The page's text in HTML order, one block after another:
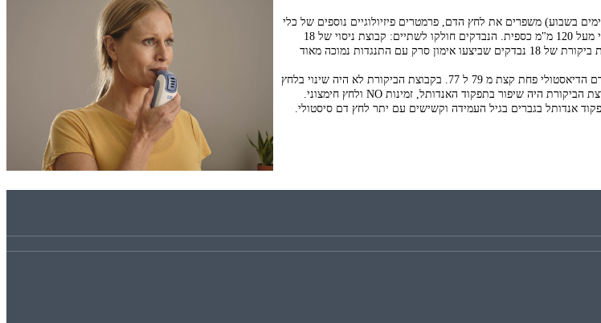
מחקר אקראי וכפול סמיות שחקר האם 6 שבועות של אימון שרירי נשימה (30 נשימות ליום, 6 ימים בשבוע) משפרים את לחץ הדם, פרמטרים פיזיולוגיים נוספים של כלי
הדם וכן את ההשפעה לטווח ארוך. המחקר בוצע ב 36 נבדקים (גברים ונשים) בגיל 50-79 עם לחץ דם סיסטולי מעל 120 מ"מ כספית. הנבדקים חולקו לשתיים: קבוצת ניסוי של 18
נבדקים שביצעו אימון שרירי נשימה עם התנגדות גבוהה (75% מלחץ השאיפה המקסימלי שלהם, MIP) וקבוצת ביקורת של 18 נבדקים שביצעו אימון סרק עם התנגדות נמוכה מאוד
מדידות לחץ דם הראו שבקבוצת הניסוי לחץ הדם הסיסטולי פחת באופן מובהק מ 135 ל 126, לחץ הדם הדיאסטולי פחת קצת מ 79 ל 77. בקבוצת הביקורת לא היה שינוי בלחץ